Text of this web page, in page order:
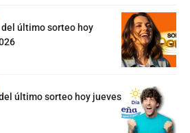
último sorteo hoy
último sorteo hoy jueves